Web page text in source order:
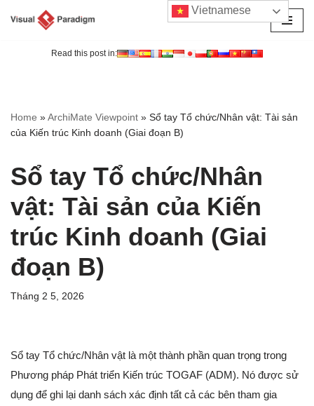
Read this post in:
Home »ArchiMate Viewpoint » Sổ tay Tổ chức/Nhân vật: Tài sản
của Kiến trúc Kinh doanh (Giai đoạn B)
Sổ tay Tổ chức/Nhân
vật: Tài sản của Kiến
trúc Kinh doanh (Giai
đoạn B)
Tháng 2 5, 2026
Sổ tay Tổ chức/Nhân vật là một thành phần quan trọng trong
Phương pháp Phát triển Kiến trúc TOGAF (ADM). Nó được sử
dụng để ghi lại danh sách xác định tất cả các bên tham gia
Vietnamese